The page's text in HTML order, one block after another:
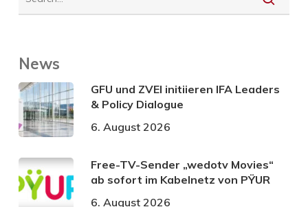
News
GFU und ZVEI initiieren IFA Leaders
& Policy Dialogue
6. August 2026
Free-TV-Sender „wedotv Movies“
ab sofort im Kabelnetz von PŸUR
6. August 2026